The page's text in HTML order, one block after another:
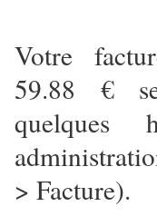
Votre
59.88 €
quelques
> Facture).